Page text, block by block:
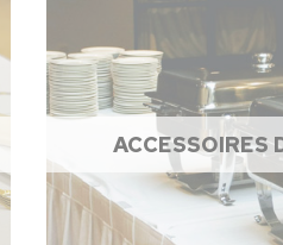
ACCESSOIRES